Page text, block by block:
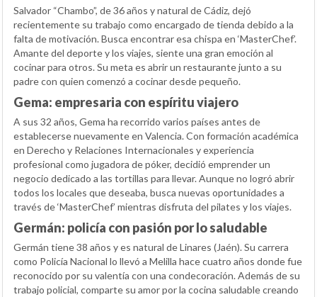
Salvador “Chambo”, de 36 años y natural de Cádiz, dejó
recientemente su trabajo como encargado de tienda debido a la
falta de motivación. Busca encontrar esa chispa en ‘MasterChef’.
Amante del deporte y los viajes, siente una gran emoción al
cocinar para otros. Su meta es abrir un restaurante junto a su
padre con quien comenzó a cocinar desde pequeño.
Gema: empresaria con espíritu viajero
A sus 32 años, Gema ha recorrido varios países antes de
establecerse nuevamente en Valencia. Con formación académica
en Derecho y Relaciones Internacionales y experiencia
profesional como jugadora de póker, decidió emprender un
negocio dedicado a las tortillas para llevar. Aunque no logró abrir
todos los locales que deseaba, busca nuevas oportunidades a
través de ‘MasterChef’ mientras disfruta del pilates y los viajes.
Germán: policía con pasión por lo saludable
Germán tiene 38 años y es natural de Linares (Jaén). Su carrera
como Policía Nacional lo llevó a Melilla hace cuatro años donde fue
reconocido por su valentía con una condecoración. Además de su
trabajo policial, comparte su amor por la cocina saludable creando